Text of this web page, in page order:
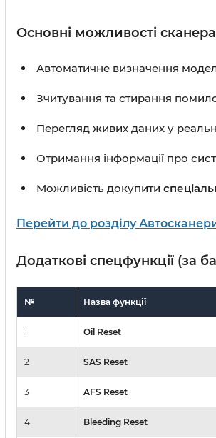
Основні можливості сканера
Автоматичне визначення
Зчитування та стирання
Перегляд живих даних у
Отримання інформації про
Можливість докупити
Перейти до розділу
Додаткові спецфункції (за
№ Назва функції
1 Oil Reset
2 SAS Reset
3 AFS Reset
4 Bleeding Reset